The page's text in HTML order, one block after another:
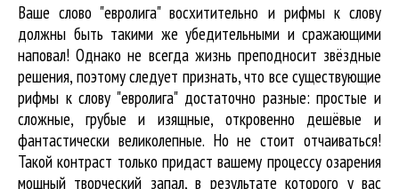
Ваше слово "евролига" восхитительно и рифмы к слову
должны быть такими же убедительными и сражающими
наповал! Однако не всегда жизнь преподносит звёздные
решения, поэтому следует признать, что все существующие
рифмы к слову "евролига" достаточно разные: простые и
сложные, грубые и изящные, откровенно дешёвые и
фантастически великолепные. Но не стоит отчаиваться!
Такой контраст только придаст вашему процессу озарения
мощный творческий запал, в результате которого у вас